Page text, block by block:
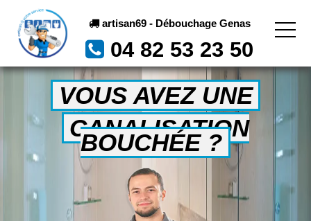
artisan69 - Débouchage Genas
04 82 53 23 50
VOUS AVEZ UNE
CANALISATION
BOUCHÉE ?